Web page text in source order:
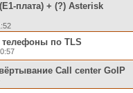
плата) + (?) Asterisk
телефоны по TLS
Call center GoIP